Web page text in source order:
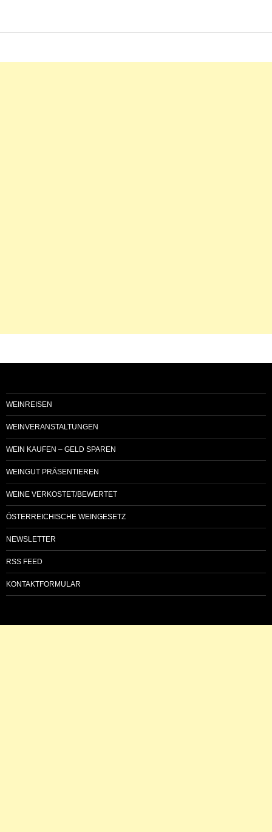
WEINREISEN
WEINVERANSTALTUNGEN
WEIN KAUFEN – GELD SPAREN
WEINGUT PRÄSENTIEREN
WEINE VERKOSTET/BEWERTET
ÖSTERREICHISCHE WEINGESETZ
NEWSLETTER
RSS FEED
KONTAKTFORMULAR